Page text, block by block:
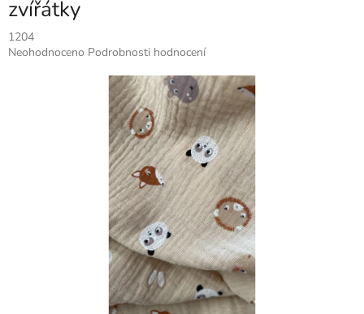
zvířátky
1204
Průměrné
Neohodnoceno Podrobnosti hodnocení